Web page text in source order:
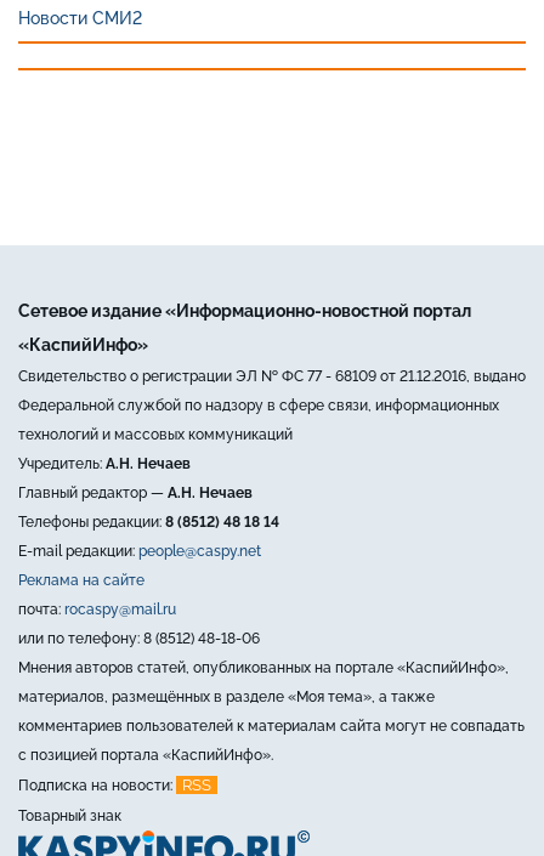
Новости СМИ2
Сетевое издание «Информационно-новостной портал
«КаспийИнфо»
Свидетельство о регистрации ЭЛ № ФС 77 - 68109 от 21.12.2016, выдано
Федеральной службой по надзору в сфере связи, информационных
технологий и массовых коммуникаций
Учредитель: А.Н. Нечаев
Главный редактор — А.Н. Нечаев
Телефоны редакции: 8 (8512) 48 18 14
E-mail редакции: people@caspy.net
Реклама на сайте
почта: rocaspy@mail.ru
или по телефону: 8 (8512) 48-18-06
Мнения авторов статей, опубликованных на портале «КаспийИнфо»,
материалов, размещённых в разделе «Моя тема», а также
комментариев пользователей к материалам сайта могут не совпадать
с позицией портала «КаспийИнфо».
Подписка на новости:
RSS
Товарный знак